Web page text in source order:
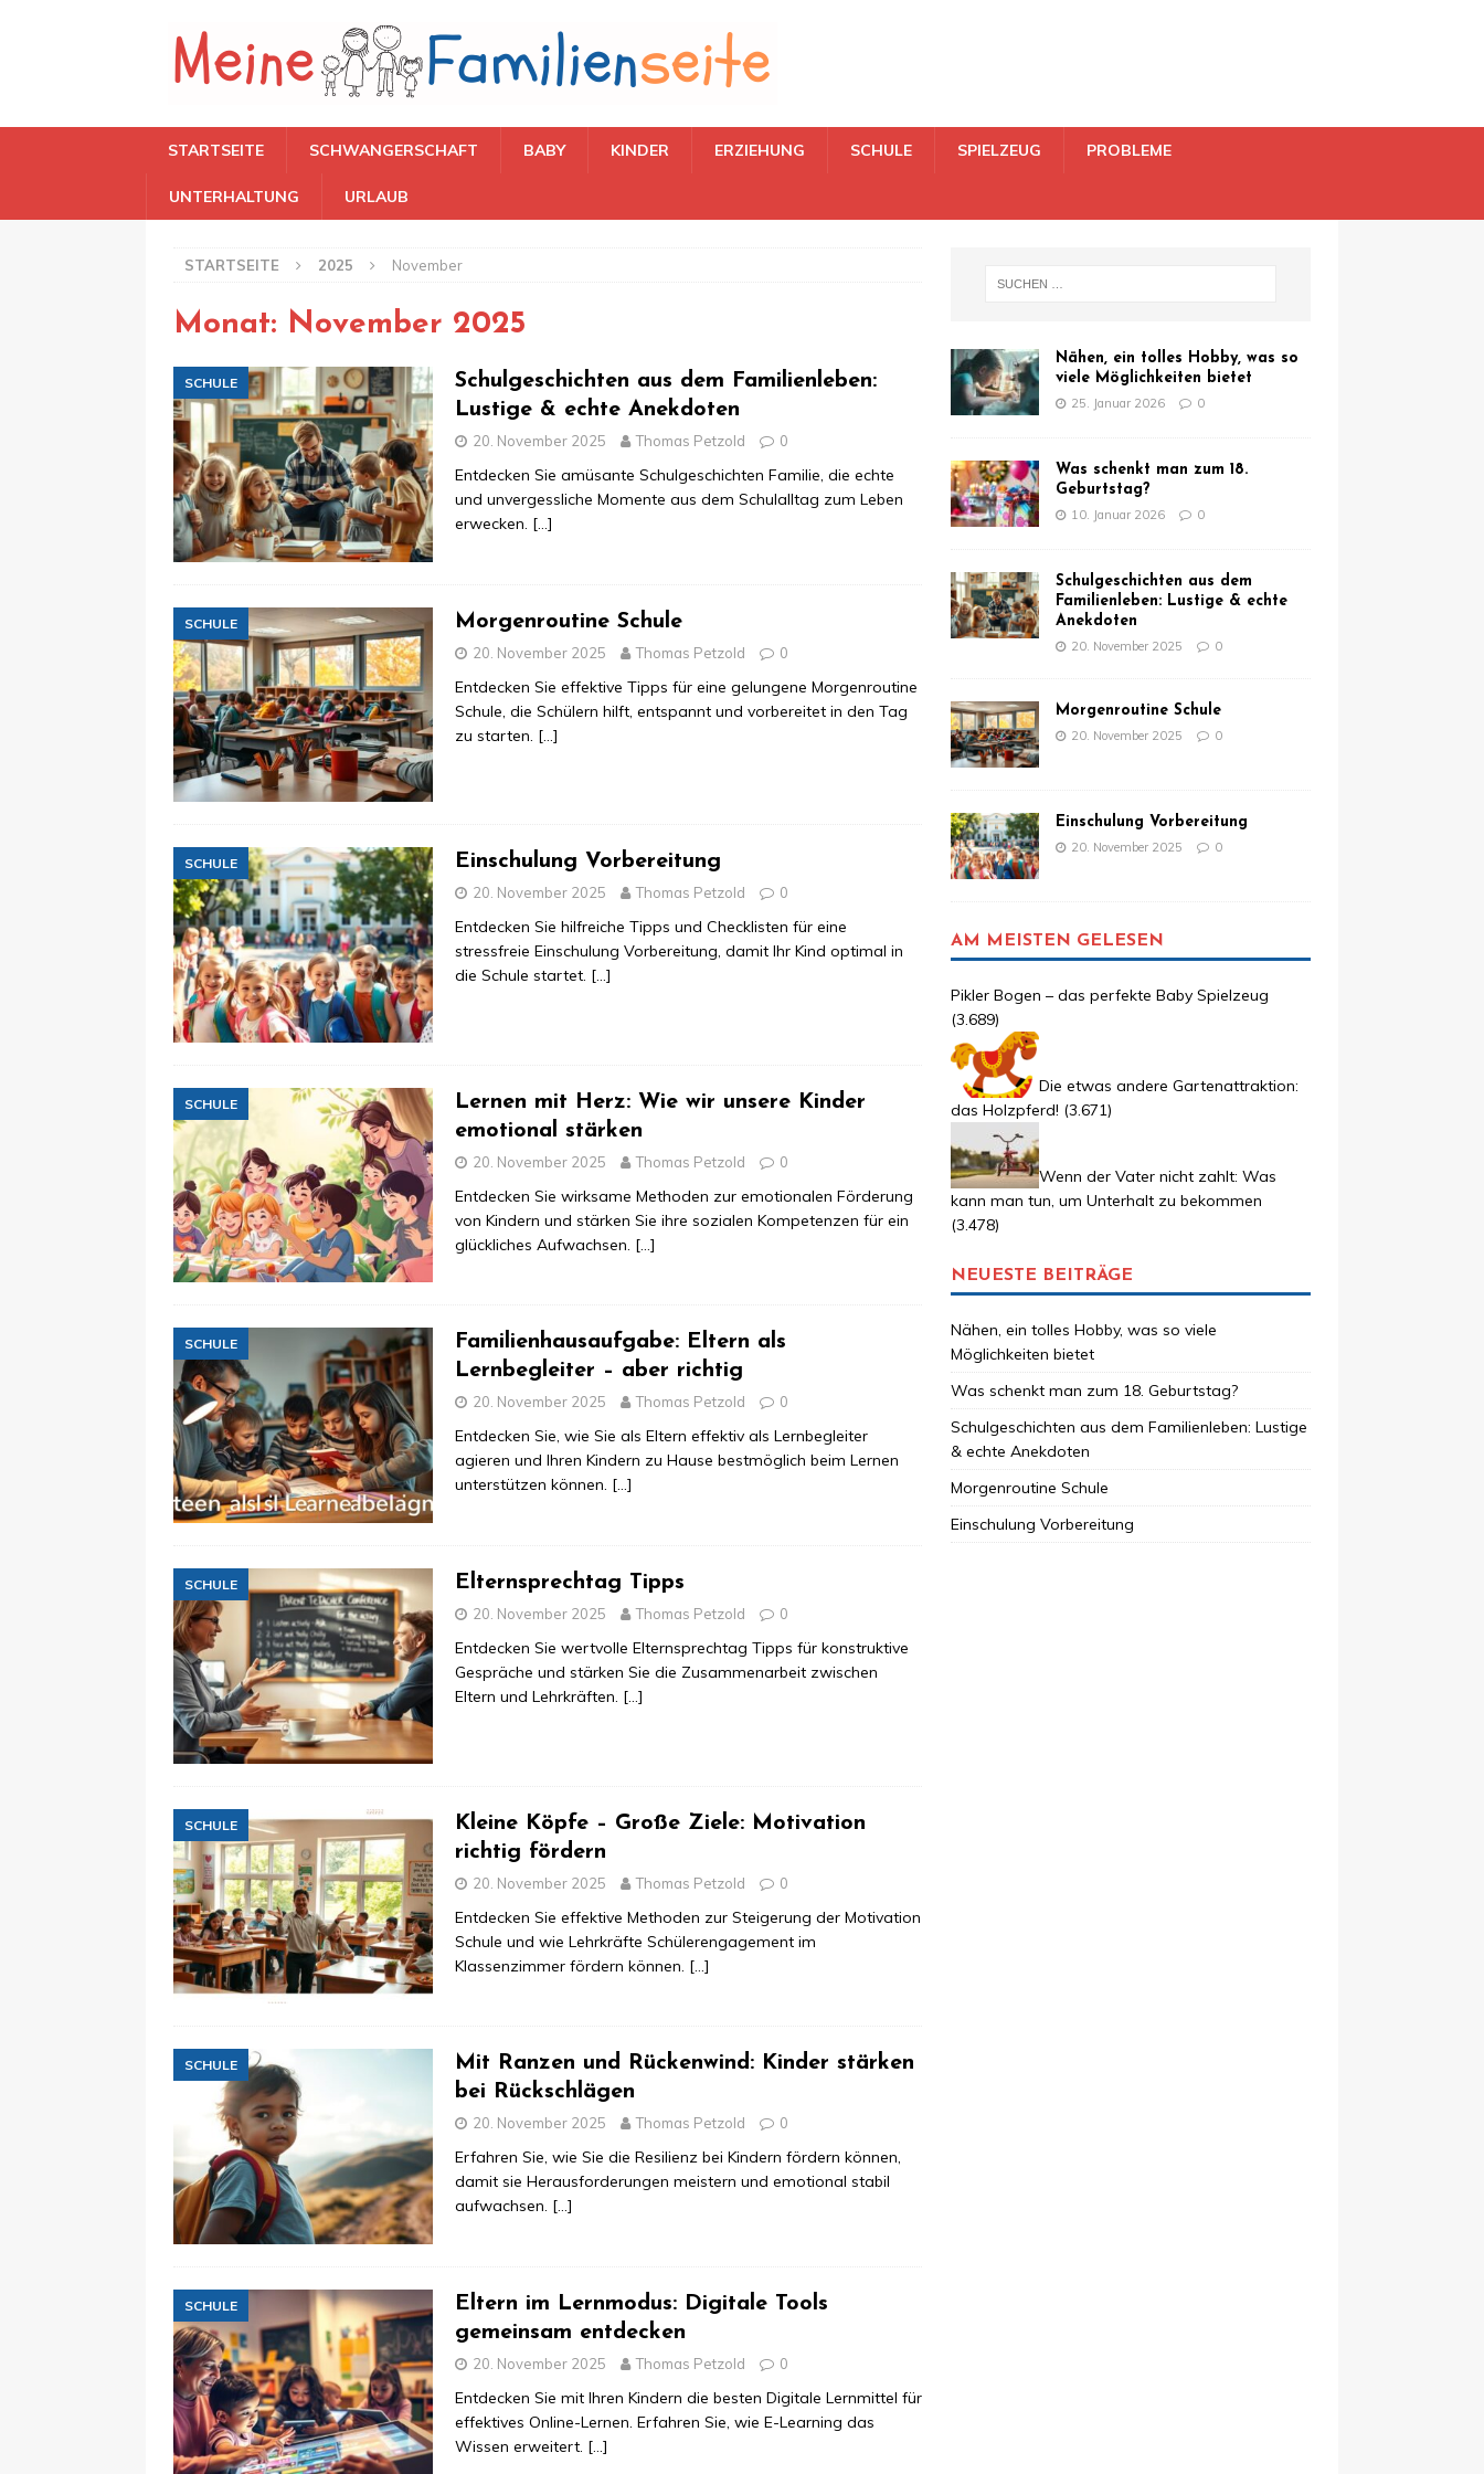
STARTSEITE SCHWANGERSCHAFT BABY KINDER ERZIEHUNG SCHULE SPIELZEUG PROBLEME
UNTERHALTUNG URLAUB
STARTSEITE 2025 November
Monat: November 2025
SCHULE
Schulgeschichten aus dem Familienleben:
Lustige & echte Anekdoten
20. November 2025 Thomas Petzold 0
Entdecken Sie amüsante Schulgeschichten Familie, die echte
und unvergessliche Momente aus dem Schulalltag zum Leben
erwecken. […]
SCHULE Morgenroutine Schule
20. November 2025 Thomas Petzold 0
Entdecken Sie effektive Tipps für eine gelungene Morgenroutine
Schule, die Schülern hilft, entspannt und vorbereitet in den Tag
zu starten. […]
SCHULE Einschulung Vorbereitung
20. November 2025 Thomas Petzold 0
Entdecken Sie hilfreiche Tipps und Checklisten für eine
stressfreie Einschulung Vorbereitung, damit Ihr Kind optimal in
die Schule startet. […]
SCHULE
Lernen mit Herz: Wie wir unsere Kinder
emotional stärken
20. November 2025 Thomas Petzold 0
Entdecken Sie wirksame Methoden zur emotionalen Förderung
von Kindern und stärken Sie ihre sozialen Kompetenzen für ein
glückliches Aufwachsen. […]
SCHULE
Familienhausaufgabe: Eltern als
Lernbegleiter – aber richtig
20. November 2025 Thomas Petzold 0
Entdecken Sie, wie Sie als Eltern effektiv als Lernbegleiter
agieren und Ihren Kindern zu Hause bestmöglich beim Lernen
unterstützen können. […]
SCHULE Elternsprechtag Tipps
20. November 2025 Thomas Petzold 0
Entdecken Sie wertvolle Elternsprechtag Tipps für konstruktive
Gespräche und stärken Sie die Zusammenarbeit zwischen
Eltern und Lehrkräften. […]
SCHULE
Kleine Köpfe – Große Ziele: Motivation
richtig fördern
20. November 2025 Thomas Petzold 0
Entdecken Sie effektive Methoden zur Steigerung der Motivation
Schule und wie Lehrkräfte Schülerengagement im
Klassenzimmer fördern können. […]
SCHULE
Mit Ranzen und Rückenwind: Kinder stärken
bei Rückschlägen
20. November 2025 Thomas Petzold 0
Erfahren Sie, wie Sie die Resilienz bei Kindern fördern können,
damit sie Herausforderungen meistern und emotional stabil
aufwachsen. […]
SCHULE
Eltern im Lernmodus: Digitale Tools
gemeinsam entdecken
20. November 2025 Thomas Petzold 0
Entdecken Sie mit Ihren Kindern die besten Digitale Lernmittel für
effektives Online-Lernen. Erfahren Sie, wie E-Learning das
Wissen erweitert. […]
Nähen, ein tolles Hobby, was so
viele Möglichkeiten bietet
25. Januar 2026 0
Was schenkt man zum 18.
Geburtstag?
10. Januar 2026 0
Schulgeschichten aus dem
Familienleben: Lustige & echte
Anekdoten
20. November 2025 0
Morgenroutine Schule
20. November 2025 0
Einschulung Vorbereitung
20. November 2025 0
AM MEISTEN GELESEN
Pikler Bogen – das perfekte Baby Spielzeug
(3.689)
Die etwas andere Gartenattraktion:
das Holzpferd! (3.671)
Wenn der Vater nicht zahlt: Was
kann man tun, um Unterhalt zu bekommen
(3.478)
NEUESTE BEITRÄGE
Nähen, ein tolles Hobby, was so viele
Möglichkeiten bietet
Was schenkt man zum 18. Geburtstag?
Schulgeschichten aus dem Familienleben: Lustige
& echte Anekdoten
Morgenroutine Schule
Einschulung Vorbereitung